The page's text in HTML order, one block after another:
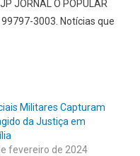
JORNAL O POPULAR
3003. Notícias que
Militares Capturam
da Justiça em
fevereiro de 2024